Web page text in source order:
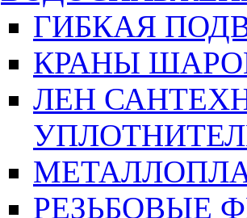
ГИБКАЯ
КРАНЫ
ЛЕН
РЕЗЬБОВЫЕ